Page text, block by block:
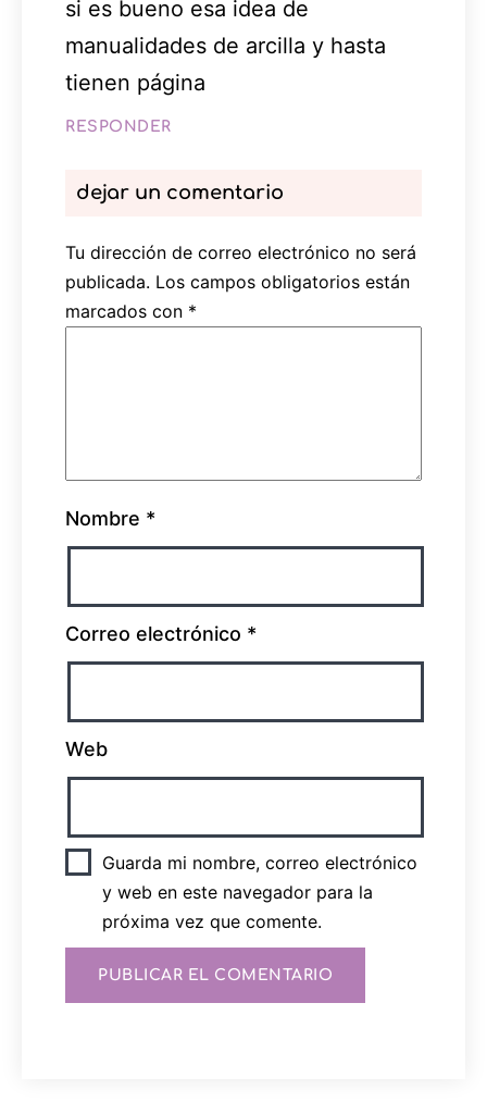
si es bueno esa idea de
manualidades de arcilla y hasta
tienen página
RESPONDER
dejar un comentario
Tu dirección de correo electrónico no será
publicada. Los campos obligatorios están
marcados con *
Nombre *
Correo electrónico *
Web
Guarda mi nombre, correo electrónico
y web en este navegador para la
próxima vez que comente.